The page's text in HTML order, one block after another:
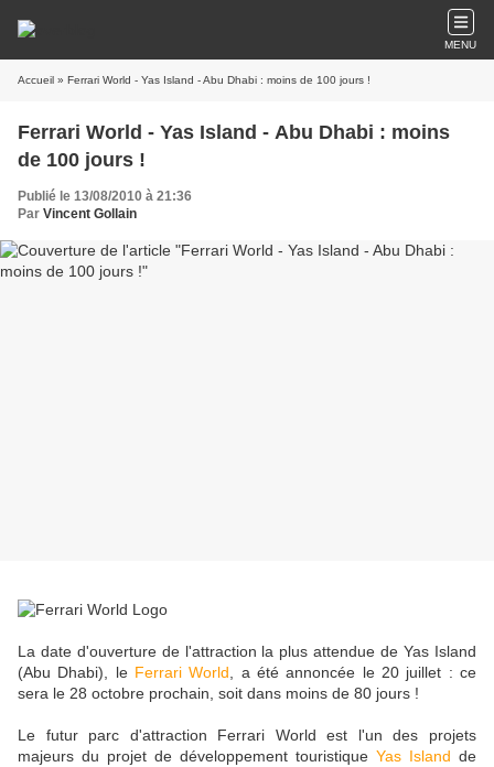
MENU
Accueil » Ferrari World - Yas Island - Abu Dhabi : moins de 100 jours !
Ferrari World - Yas Island - Abu Dhabi : moins
de 100 jours !
Publié le 13/08/2010 à 21:36
Par Vincent Gollain
La date d'ouverture de l'attraction la plus attendue de Yas Island
(Abu Dhabi), le Ferrari World , a été annoncée le 20 juillet : ce
sera le 28 octobre prochain, soit dans moins de 80 jours !
Le futur parc d'attraction Ferrari World est l'un des projets
majeurs du projet de développement touristique Yas Island de